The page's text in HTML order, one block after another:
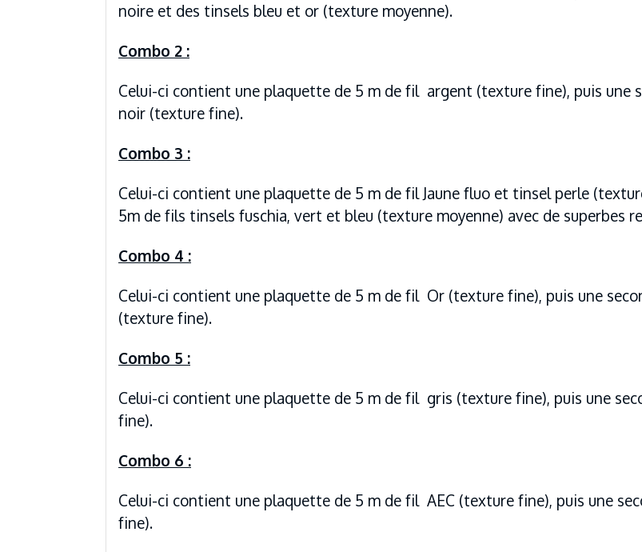
noire et des tinsels bleu et or (texture moyenne).
Combo 2 :
Celui-ci contient une plaquette de 5 m de fil argent (texture fine), puis une
noir (texture fine).
Combo 3 :
Celui-ci contient une plaquette de 5 m de fil Jaune fluo et tinsel perle
5m de fils tinsels fuschia, vert et bleu (texture moyenne) avec de superbes
Combo 4 :
Celui-ci contient une plaquette de 5 m de fil Or (texture fine), puis une
(texture fine).
Combo 5 :
Celui-ci contient une plaquette de 5 m de fil gris (texture fine), puis une
fine).
Combo 6 :
Celui-ci contient une plaquette de 5 m de fil AEC (texture fine), puis une
fine).